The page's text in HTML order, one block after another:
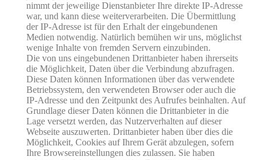
nimmt der jeweilige Dienstanbieter Ihre direkte IP-Adresse
war, und kann diese weiterverarbeiten. Die Übermittlung
der IP-Adresse ist für den Erhalt der eingebundenen
Medien notwendig. Natürlich bemühen wir uns, möglichst
wenige Inhalte von fremden Servern einzubinden.
Die von uns eingebundenen Drittanbieter haben ihrerseits
die Möglichkeit, Daten über die Verbindung abzufragen.
Diese Daten können Informationen über das verwendete
Betriebssystem, den verwendeten Browser oder auch die
IP-Adresse und den Zeitpunkt des Aufrufes beinhalten. Auf
Grundlage dieser Daten können die Drittanbieter in die
Lage versetzt werden, das Nutzerverhalten auf dieser
Webseite auszuwerten. Drittanbieter haben über dies die
Möglichkeit, Cookies auf Ihrem Gerät abzulegen, sofern
Ihre Browsereinstellungen dies zulassen. Sie haben